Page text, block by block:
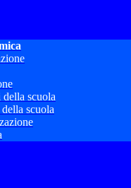
scuola
scuola